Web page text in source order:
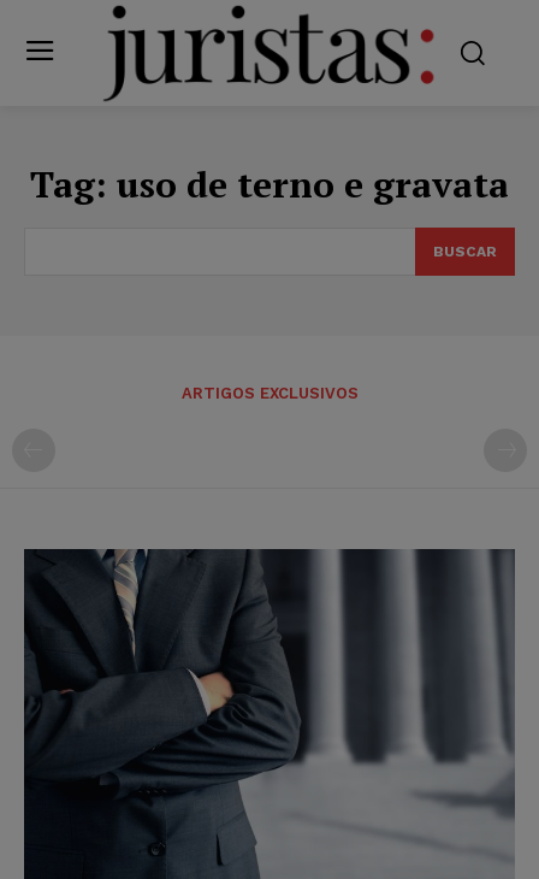
Tag: uso de terno e gravata
BUSCAR
ARTIGOS EXCLUSIVOS